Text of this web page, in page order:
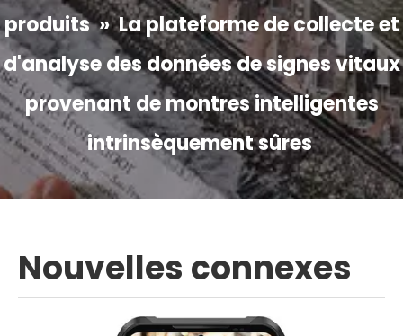
produits »La plateforme de collecte et
d'analyse des données de signes vitaux
provenant de montres intelligentes
intrinsèquement sûres
Nouvelles connexes